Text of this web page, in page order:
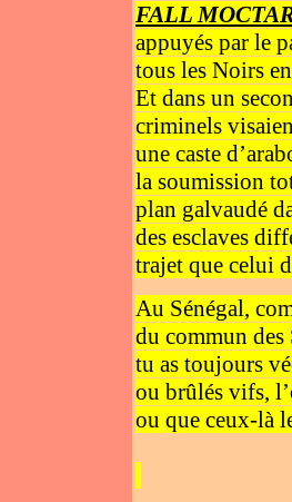
FALL
appuyés par le
tous les Noirs
Et dans un
criminels
une caste
la soumission
plan galvaudé
des esclaves
trajet que celui
Au Sénégal,
du commun des
tu as toujours
ou brûlés vifs,
ou que ceux-là